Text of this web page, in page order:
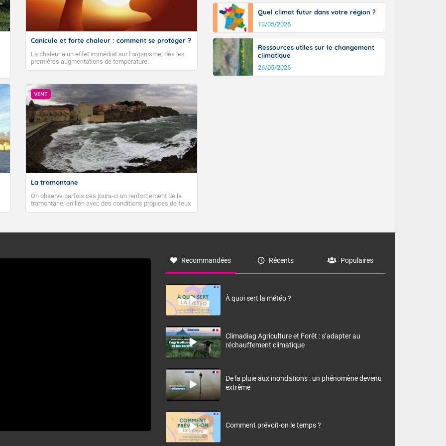
Canicule et forte chaleur : comment se protéger ?
La chaleur a un effet immédiat sur l’organisme, dès les
premières augmentations de température.
VENT
La tramontane
On observe parfois ces jours-ci un renforcement de la
tramontane, en lien avec des conditions propices de feux
de forêt. Mais qu'est-ce que la tramontane ? Quelles sont
à nord-ouest, dans un secteur qui part du Roussillon à la
monts, en allusion aux régions montagneuses d’où
Quel climat futur dans votre région ?
13/05/2026
Ressources utiles sur le changement
climatique
26/05/2026
Recommandées Récents Populaires
À quoi sert la météo ?
Climadiag Agriculture et Forêt : s’adapter au
réchauffement climatique
De la pluie aux inondations : un phénomène devenu
extrême
Comment prévoit-on le temps ?